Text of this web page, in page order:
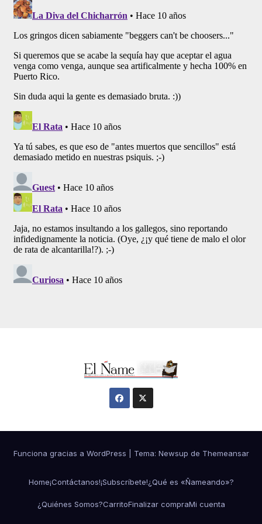
Funciona gracias a WordPress Tema: Newsup de Themeansar
Home¡Contáctanos!¡Subscríbete!¿Qué es «Ñameando»?
¿Quiénes Somos?CarritoFinalizar compraMi cuenta